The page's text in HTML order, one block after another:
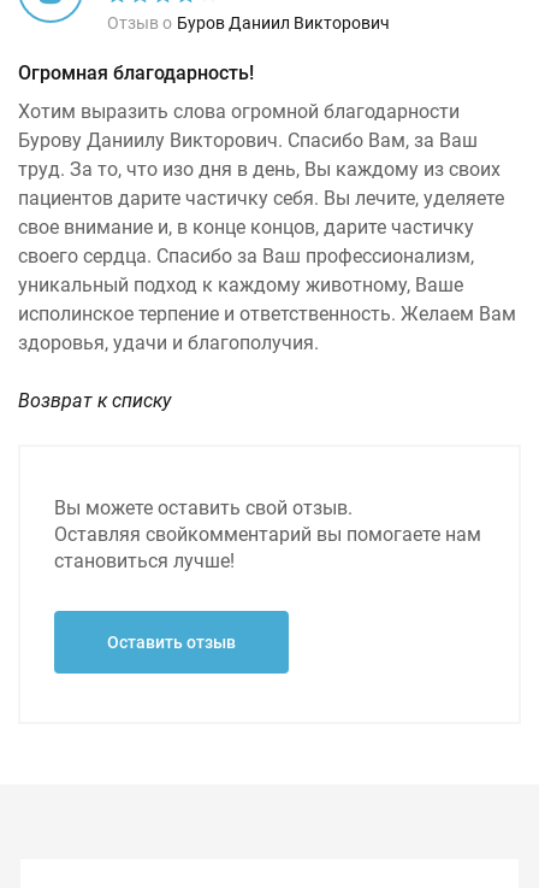
Отзыв о Буров Даниил Викторович
Огромная благодарность!
Хотим выразить слова огромной благодарности
Бурову Даниилу Викторович. Спасибо Вам, за Ваш
труд. За то, что изо дня в день, Вы каждому из своих
пациентов дарите частичку себя. Вы лечите, уделяете
свое внимание и, в конце концов, дарите частичку
своего сердца. Спасибо за Ваш профессионализм,
уникальный подход к каждому животному, Ваше
исполинское терпение и ответственность. Желаем Вам
здоровья, удачи и благополучия.
Возврат к списку
Вы можете оставить свой отзыв.
Оставляя свойкомментарий вы помогаете нам
становиться лучше!
Оставить отзыв